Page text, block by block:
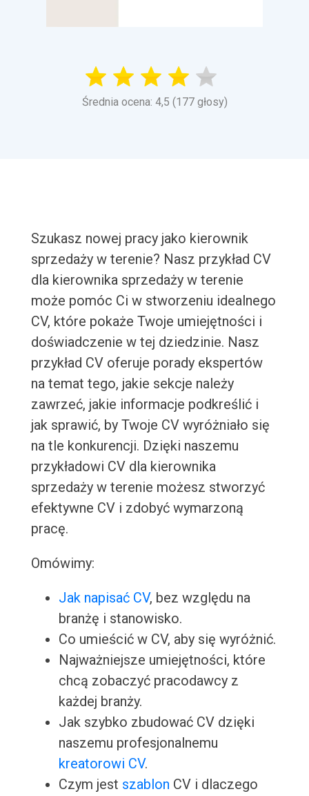
Średnia ocena: 4,5 (177 głosy)
Szukasz nowej pracy jako kierownik
sprzedaży w terenie? Nasz przykład CV
dla kierownika sprzedaży w terenie
może pomóc Ci w stworzeniu idealnego
CV, które pokaże Twoje umiejętności i
doświadczenie w tej dziedzinie. Nasz
przykład CV oferuje porady ekspertów
na temat tego, jakie sekcje należy
zawrzeć, jakie informacje podkreślić i
jak sprawić, by Twoje CV wyróżniało się
na tle konkurencji. Dzięki naszemu
przykładowi CV dla kierownika
sprzedaży w terenie możesz stworzyć
efektywne CV i zdobyć wymarzoną
pracę.
Omówimy:
Jak napisać CV, bez względu na
branżę i stanowisko.
Co umieścić w CV, aby się wyróżnić.
Najważniejsze umiejętności, które
chcą zobaczyć pracodawcy z
każdej branży.
Jak szybko zbudować CV dzięki
naszemu profesjonalnemu
kreatorowi CV.
Czym jest szablon CV i dlaczego